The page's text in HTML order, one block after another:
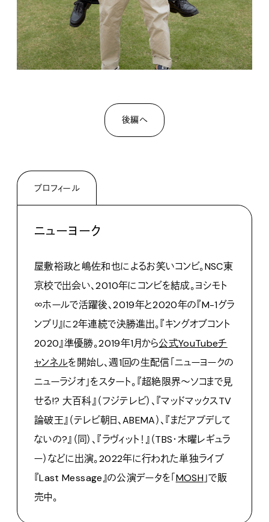
後編へ
プロフィール
ニューヨーク
屋敷裕政と嶋佐和也によるお笑いコンビ。NSC東
京校で出会い、2010年にコンビを結成。ヨシモト
∞ホールで活躍後、2019年と2020年の『M-1グラ
ンプリ』に2年連続で決勝進出。『キングオブコント
2020』準優勝。2019年1月から公式YouTubeチ
ャンネルを開始し、週1回の生配信「ニューヨークの
ニューラジオ」をスタート。『超絶限界～ソコまで見
せる!? 大百科』（フジテレビ）、『マッドマックスTV
論破王』（テレビ朝日、ABEMA）、『まだアプデして
ないの?』（同）、『ラヴィット！』（TBS・木曜レギュラ
ー）などに出演。2022年に行われた単独ライブ
『Last Message』の公演データを「 MOSH」で販
売中。